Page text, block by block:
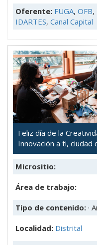
Oferente: FUGA, OFB,
IDARTES, Canal Capital
Feliz día de la
Innovación a ti, ciudad
Micrositio:
Área de trabajo:
Tipo de contenido: ·
Localidad: Distrital